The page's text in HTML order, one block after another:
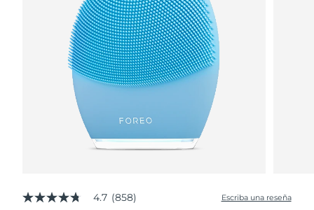
4.7
4.7 (858) Escriba una reseña